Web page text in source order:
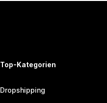
Top-Kategorien
Dropshipping